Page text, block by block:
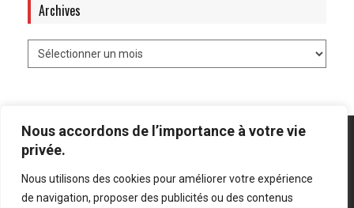
Nous accordons de l’importance à votre vie
privée.
Nous utilisons des cookies pour améliorer votre expérience
de navigation, proposer des publicités ou des contenus
Archives
Mentions légales Politique de confidentialité